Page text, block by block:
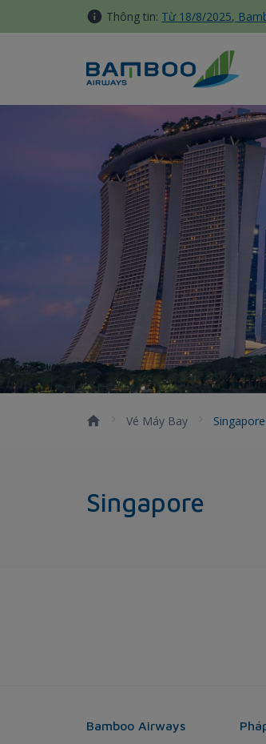
Truy cập nội dung luôn
Thông tin: Từ 18/8/2025,
Singapore - Bamboo
Vé Máy Bay Singapore
Singapore
Bamboo Airways